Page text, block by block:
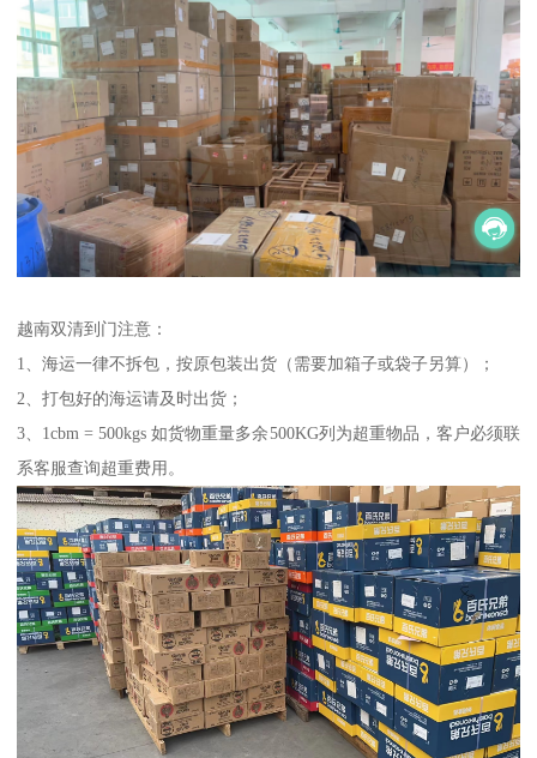
越南双清到门注意：
1、海运一律不拆包，按原包装出货（需要加箱子或袋子另算）；
2、打包好的海运请及时出货；
3、1cbm = 500kgs 如货物重量多余500KG列为超重物品，客户必须联
系客服查询超重费用。